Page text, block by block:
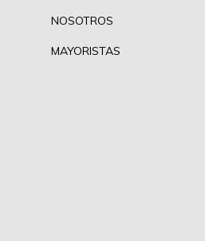
NOSOTROS
MAYORISTAS